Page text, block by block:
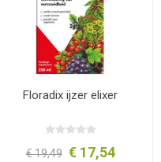
Floradix ijzer elixer
€ 19,49 € 17,54